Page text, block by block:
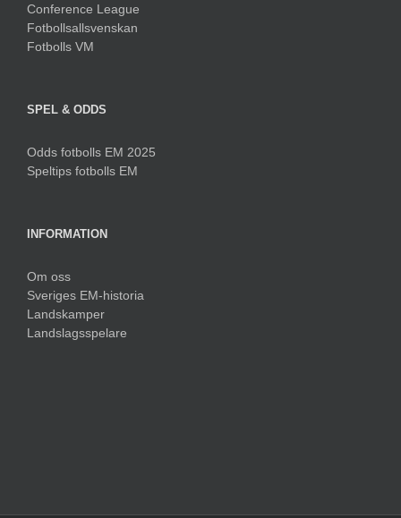
Conference League
Fotbollsallsvenskan
Fotbolls VM
SPEL & ODDS
Odds fotbolls EM 2025
Speltips fotbolls EM
INFORMATION
Om oss
Sveriges EM-historia
Landskamper
Landslagsspelare